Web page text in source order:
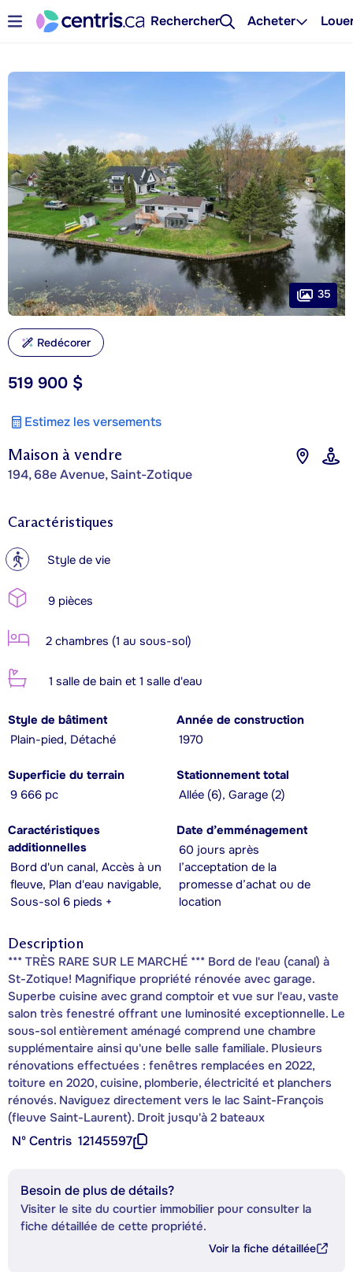
Rechercher Acheter
Maison à vendre
194, 68e Avenue, Saint-Zotique
519 900 $
Estimez les versements
35
Redécorer
Caractéristiques
? Style de vie
9 pièces
2 chambres (1 au sous-sol)
1 salle de bain et 1 salle d'eau
Style de bâtiment
Plain-pied, Détaché
Année de construction
1970
Superficie du terrain
9 666 pc
Stationnement total
Allée (6), Garage (2)
Caractéristiques
additionnelles
Bord d'un canal, Accès à un
fleuve, Plan d'eau navigable,
Sous-sol 6 pieds +
Date d’emménagement
60 jours après
l’acceptation de la
promesse d’achat ou de
location
Description
*** TRÈS RARE SUR LE MARCHÉ *** Bord de l'eau (canal) à
St-Zotique! Magnifique propriété rénovée avec garage.
Superbe cuisine avec grand comptoir et vue sur l'eau, vaste
salon très fenestré offrant une luminosité exceptionnelle. Le
sous-sol entièrement aménagé comprend une chambre
supplémentaire ainsi qu'une belle salle familiale. Plusieurs
rénovations effectuées : fenêtres remplacées en 2022,
toiture en 2020, cuisine, plomberie, électricité et planchers
rénovés. Naviguez directement vers le lac Saint-François
(fleuve Saint-Laurent). Droit jusqu'à 2 bateaux
Nº Centris 12145597
Besoin de plus de détails?
Visiter le site du courtier immobilier pour consulter la
fiche détaillée de cette propriété.
Voir la fiche détaillée